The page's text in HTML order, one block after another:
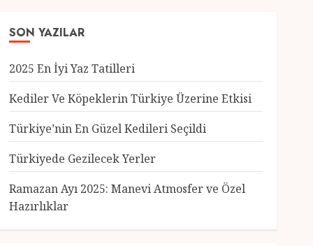
SON YAZILAR
2025 En İyi Yaz Tatilleri
Kediler Ve Köpeklerin Türkiye Üzerine Etkisi
Türkiye’nin En Güzel Kedileri Seçildi
Türkiyede Gezilecek Yerler
Ramazan Ayı 2025: Manevi Atmosfer ve Özel
Hazırlıklar
3
Genel
Türkiye’nin En Güzel
Kedileri Seçildi